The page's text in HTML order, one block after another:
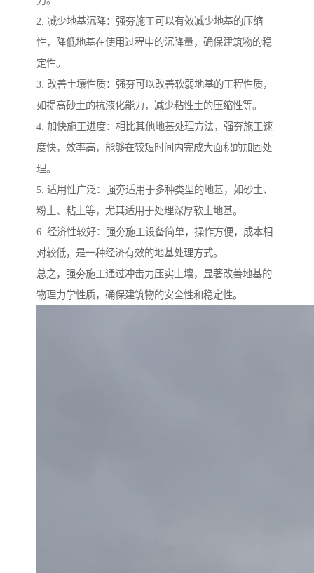
2. 减少地基沉降：强夯施工可以有效减少地基的压缩
性，降低地基在使用过程中的沉降量，确保建筑物的稳
定性。
3. 改善土壤性质：强夯可以改善软弱地基的工程性质，
如提高砂土的抗液化能力，减少粘性土的压缩性等。
4. 加快施工进度：相比其他地基处理方法，强夯施工速
度快，效率高，能够在较短时间内完成大面积的加固处
理。
5. 适用性广泛：强夯适用于多种类型的地基，如砂土、
粉土、粘土等，尤其适用于处理深厚软土地基。
6. 经济性较好：强夯施工设备简单，操作方便，成本相
对较低，是一种经济有效的地基处理方式。
总之，强夯施工通过冲击力压实土壤，显著改善地基的
物理力学性质，确保建筑物的安全性和稳定性。